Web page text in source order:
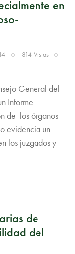
en
814 Vistas
General del
Informe
de los órganos
evidencia un
los juzgados y
de
del